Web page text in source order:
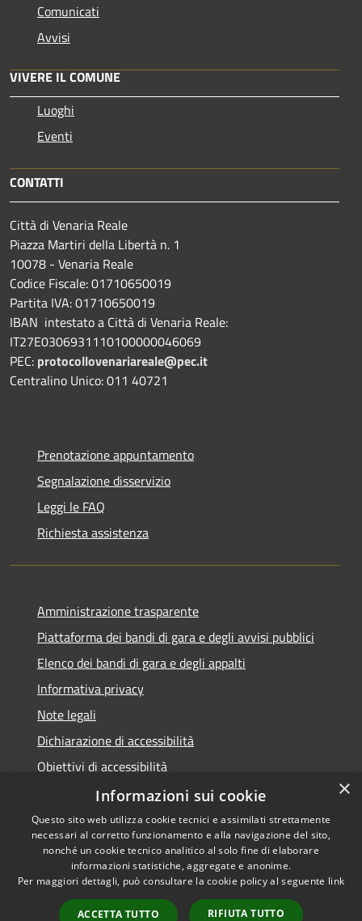
Comunicati
Avvisi
VIVERE IL COMUNE
Luoghi
Eventi
CONTATTI
Città di Venaria Reale
Piazza Martiri della Libertà n. 1
10078 - Venaria Reale
Codice Fiscale: 01710650019
Partita IVA: 01710650019
IBAN intestato a Città di Venaria Reale:
IT27E0306931110100000046069
PEC: protocollovenariareale@pec.it
Centralino Unico: 011 40721
Prenotazione appuntamento
Segnalazione disservizio
Leggi le FAQ
Richiesta assistenza
Amministrazione trasparente
Piattaforma dei bandi di gara e degli avvisi pubblici
Elenco dei bandi di gara e degli appalti
Informativa privacy
Note legali
Dichiarazione di accessibilità
Obiettivi di accessibilità
Accessibilità
Privacy
×
Informazioni sui cookie
Questo sito web utilizza cookie tecnici e assimilati strettamente
necessari al corretto funzionamento e alla navigazione del sito,
nonché un cookie tecnico analitico al solo fine di elaborare
informazioni statistiche, aggregate e anonime.
Per maggiori dettagli, può consultare la cookie policy al seguente link
ACCETTA TUTTO RIFIUTA TUTTO